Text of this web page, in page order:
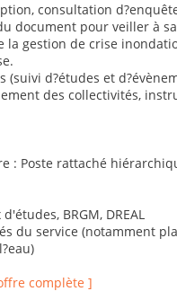
consultation
document pour veiller à
la gestion de crise
d?études et
des collectivités,
: Poste rattaché
d'études, BRGM, DREAL
du service (notamment
complète ]